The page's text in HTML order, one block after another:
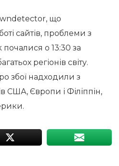
що
сайтів, проблеми з
о 13:30 за
регіонів світу.
збої надходили з
США, Європи і Філіппін,